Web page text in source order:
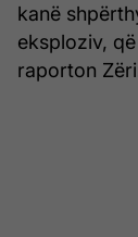
kanë
eksploziv,
raporton